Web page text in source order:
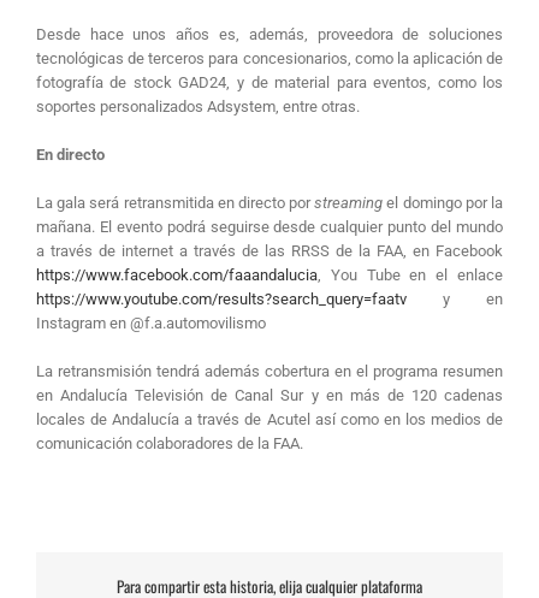
Desde hace unos años es, además, proveedora de soluciones
tecnológicas de terceros para concesionarios, como la aplicación de
fotografía de stock GAD24, y de material para eventos, como los
soportes personalizados Adsystem, entre otras.
En directo
La gala será retransmitida en directo porstreaming el domingo por la
mañana. El evento podrá seguirse desde cualquier punto del mundo
a través de internet a través de las RRSS de la FAA, en Facebook
https://www.facebook.com/faaandalucia, You Tube en el enlace
https://www.youtube.com/results?search_query=faatvy en
Instagram en @f.a.automovilismo
La retransmisión tendrá además cobertura en el programa resumen
en Andalucía Televisión de Canal Sur y en más de 120 cadenas
locales de Andalucía a través de Acutel así como en los medios de
comunicación colaboradores de la FAA.
Para compartir esta historia, elija cualquier plataforma